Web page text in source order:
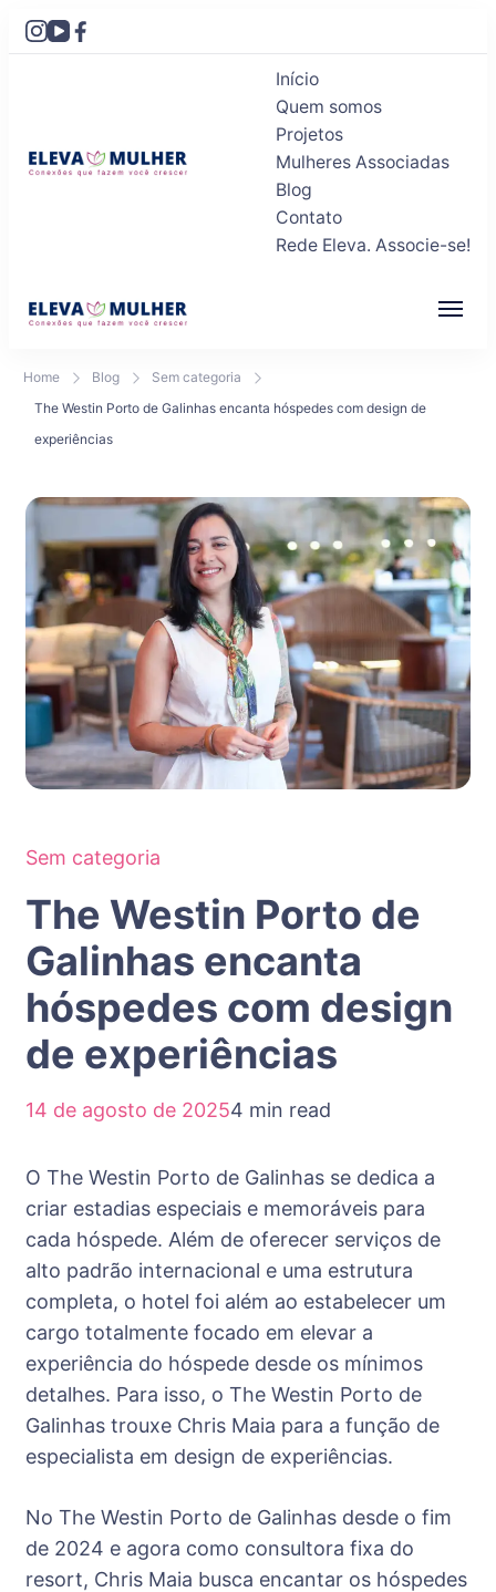
Eleva Mulher
Conexões que fazem você crescer
Início
Quem somos
Projetos
Mulheres Associadas
Blog
Contato
Rede Eleva. Associe-se!
Home Blog
Sem categoria
The Westin Porto de Galinhas encanta hóspedes com design de
experiências
Sem categoria
The Westin Porto de
Galinhas encanta
hóspedes com design
de experiências
14 de agosto de 20254 min read
O The Westin Porto de Galinhas se dedica a
criar estadias especiais e memoráveis para
cada hóspede. Além de oferecer serviços de
alto padrão internacional e uma estrutura
completa, o hotel foi além ao estabelecer um
cargo totalmente focado em elevar a
experiência do hóspede desde os mínimos
detalhes. Para isso, o The Westin Porto de
Galinhas trouxe Chris Maia para a função de
especialista em design de experiências.
No The Westin Porto de Galinhas desde o fim
de 2024 e agora como consultora fixa do
resort, Chris Maia busca encantar os hóspedes